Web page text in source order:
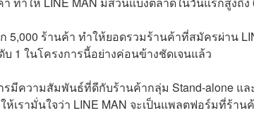
5,000 ร้านค้า ทำให้ยอดรวมร้านค้าที่สมัครผ่าน
1 ในโครงการนี้อย่างค่อนข้างชัดเจนแล้ว
รมีความสัมพันธ์ที่ดีกับร้านค้ากลุ่ม Stand-alone แ
เรามั่นใจว่า LINE MAN จะเป็นแพลตฟอร์มที่ร้าน